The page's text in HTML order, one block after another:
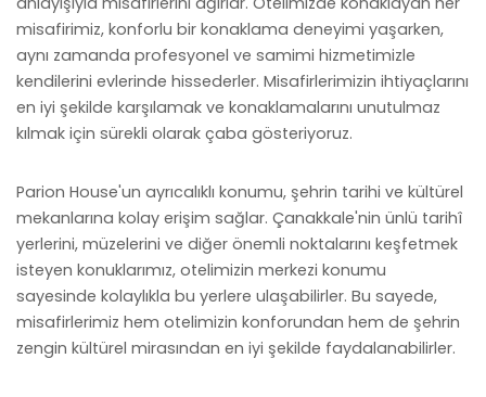
misafirimiz, konforlu bir konaklama deneyimi yaşarken,
aynı zamanda profesyonel ve samimi hizmetimizle
kendilerini evlerinde hissederler. Misafirlerimizin ihtiyaçlarını
en iyi şekilde karşılamak ve konaklamalarını unutulmaz
kılmak için sürekli olarak çaba gösteriyoruz.
Parion House'un ayrıcalıklı konumu, şehrin tarihi ve kültürel
mekanlarına kolay erişim sağlar. Çanakkale'nin ünlü tarihî
yerlerini, müzelerini ve diğer önemli noktalarını keşfetmek
isteyen konuklarımız, otelimizin merkezi konumu
sayesinde kolaylıkla bu yerlere ulaşabilirler. Bu sayede,
misafirlerimiz hem otelimizin konforundan hem de şehrin
zengin kültürel mirasından en iyi şekilde faydalanabilirler.